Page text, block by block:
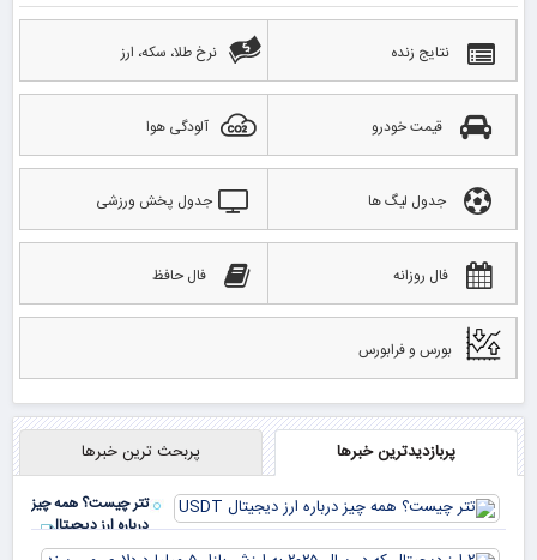
نتایج زنده نرخ طلا، سکه، ارز
قیمت خودرو آلودگی هوا
جدول لیگ ها جدول پخش ورزشی
فال روزانه فال حافظ
بورس و فرابورس
پربازدیدترین خبرها پربحث ترین خبرها
تتر چیست؟ همه چیز
درباره ارز دیجیتال
USDT